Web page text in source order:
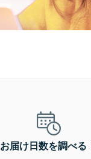
お届け日数を調べる